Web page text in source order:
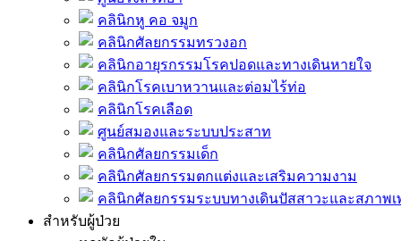
คลินิกหู คอ จมูก
คลินิกศัลยกรรมทรวงอก
คลินิกอายุรกรรมโรคปอดและทางเดินหายใจ
คลินิกโรคเบาหวานและต่อมไร้ท่อ
คลินิกโรคเลือด
ศูนย์สมองและระบบประสาท
คลินิกศัลยกรรมเด็ก
คลินิกศัลยกรรมตกแต่งและเสริมความงาม
คลินิกศัลยกรรมระบบทางเดินปัสสาวะและสภาพเ
สำหรับผู้ป่วย